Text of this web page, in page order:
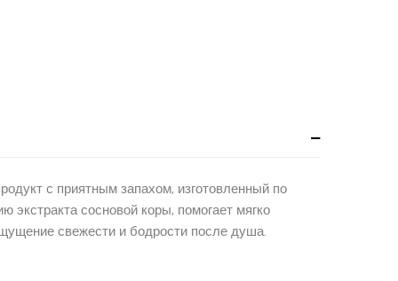
с приятным запахом, изготовленный по
сосновой коры, помогает мягко
свежести и бодрости после душа.